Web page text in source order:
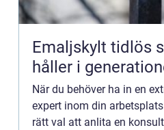
Emaljskylt tidlös skyltning som
håller i
När du behöver ha in en
expert inom din
rätt val att anlita en